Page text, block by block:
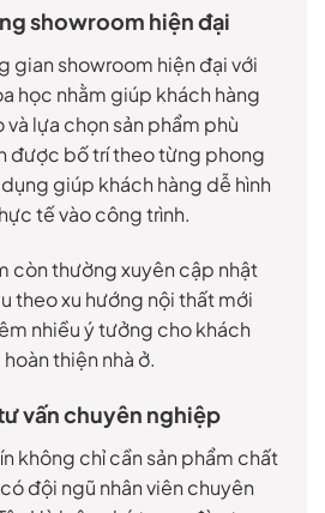
showroom hiện đại
gian showroom hiện đại với
học nhằm giúp khách hàng
lựa chọn sản phẩm phù
được bố trí theo từng phong
giúp khách hàng dễ hình
tế vào công trình.
còn thường xuyên cập nhật
theo xu hướng nội thất mới
nhiều ý tưởng cho khách
thiện nhà ở.
vấn chuyên nghiệp
không chỉ cần sản phẩm chất
đội ngũ nhân viên chuyên